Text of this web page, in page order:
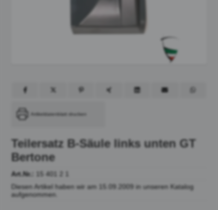
Artikeldatenblatt drucken
Teilersatz B-Säule links unten GT
Bertone
Art.Nr.:
15 401 2 1
Diesen Artikel haben wir am 15.09.2009 in unseren Katalog
aufgenommen.